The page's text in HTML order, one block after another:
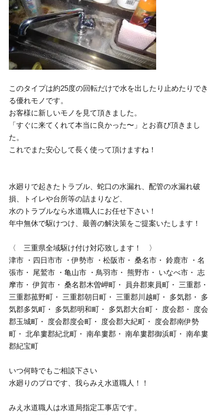
このタイプは約25度の回転だけで水を出したり止めたりでき
る優れモノです。
お客様に新しいモノを見て頂きました。
「すぐに来てくれて本当に良かった〜」とお喜び頂きまし
た。
これでまた安心して長く使って頂けますね！
水廻りで起きたトラブル、蛇口の水漏れ、配管の水漏れ破
損、トイレや台所等の詰まりなど、
水のトラブルなら水道職人にお任せ下さい！
年中無休で駆けつけ、最善の解決策をご提案いたします！
〈 三重県全域駆け付け対応致します！ 〉
津市 ・四日市市 ・伊勢市 ・松阪市・ 桑名市・ 鈴鹿市 ・名
張市・ 尾鷲市 ・亀山市 ・鳥羽市・ 熊野市・ いなべ市・ 志
摩市・ 伊賀市・ 桑名郡木曽岬町・ 員弁郡東員町・ 三重郡・
三重郡菰野町・ 三重郡朝日町・ 三重郡川越町・ 多気郡・ 多
気郡多気町・ 多気郡明和町・ 多気郡大台町・ 度会郡・ 度会
郡玉城町・ 度会郡度会町・ 度会郡大紀町・ 度会郡南伊勢
町・ 北牟婁郡紀北町・ 南牟婁郡・ 南牟婁郡御浜町・ 南牟婁
郡紀宝町
いつ何時でもご相談下さい
水廻りのプロです、我らみえ水道職人！！
みえ水道職人は水道局指定工事店です。